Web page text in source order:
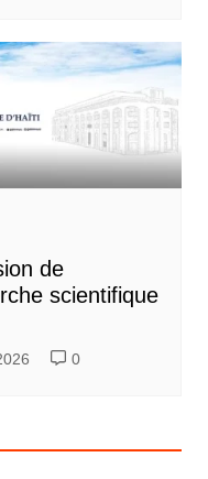
de
scientifique
0